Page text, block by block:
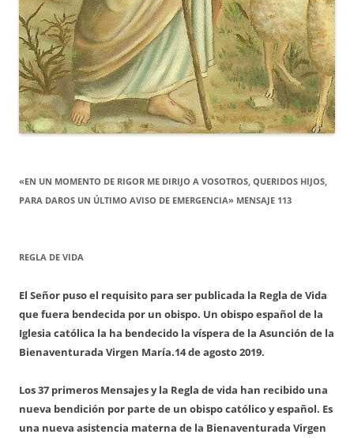
«EN UN MOMENTO DE RIGOR ME DIRIJO A VOSOTROS, QUERIDOS HIJOS,
PARA DAROS UN ÚLTIMO AVISO DE EMERGENCIA» MENSAJE 113
REGLA DE VIDA
El Señor puso el requisito para ser publicada la Regla de Vida
que fuera bendecida por un obispo. Un obispo español de la
Iglesia católica la ha bendecido la víspera de la Asunción de la
Bienaventurada Virgen María.14 de agosto 2019.
Los 37 primeros Mensajes y la Regla de vida han recibido una
nueva bendición por parte de un obispo católico y español. Es
una nueva asistencia materna de la Bienaventurada Virgen